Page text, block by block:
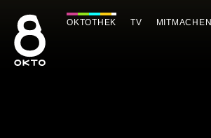
Inhalt
springen
OKTOTHEK TV MITMACHEN